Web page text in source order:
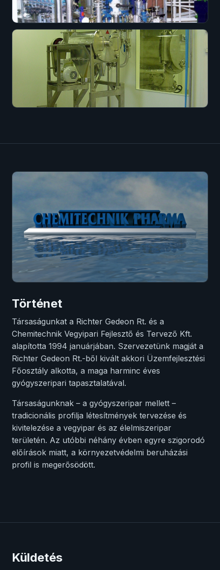
Történet
Társaságunkat a Richter Gedeon Rt. és a
Chemitechnik Vegyipari Fejlesztő és Tervező Kft.
alapította 1994 januárjában. Szervezetünk magját a
Richter Gedeon Rt.-ből kivált akkori Üzemfejlesztési
Főosztály alkotta, a maga harminc éves
gyógyszeripari tapasztalatával.
Társaságunknak – a gyógyszeripar mellett –
tradicionális profilja létesítmények tervezése és
kivitelezése a vegyipar és az élelmiszeripar
területén. Az utóbbi néhány évben egyre szigorodó
előírások miatt, a környezetvédelmi beruházási
profil is megerősödött.
Küldetés